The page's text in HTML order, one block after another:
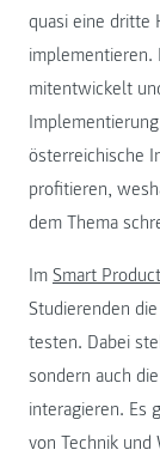
quasi eine dritte
implementieren.
mitentwickelt
österreichische
profitieren,
dem Thema
Im Smart
Studierenden
testen. Dabei
sondern auch
interagieren. Es
von Technik